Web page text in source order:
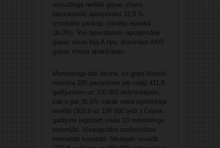
aizvadītajā nedēļā gripas vīruss
laboratoriski apstiprināts 12,8 %
izmeklēto paraugu (nedēļu iepriekš
18,0%). Visi laboratoriski apstiprinātie
gripas vīrusi bija A tipa, dominējot A/H3
gripas vīrusa apakštipam.
Monitoringa dati liecina, ka gripa klīniski
noteikta 286 pacientiem jeb vidēji 411,9
gadījumiem uz 100 000 iedzīvotājiem,
kas ir par 35,5% vairāk nekā iepriekšējā
nedēļā (303,9 uz 100 000 iedz.) Gripas
gadījumi reģistrēti visās 10 monitoringa
teritorijās. Visaugstāko saslimstības
intensitāti konstatē Jēkabpils novadā